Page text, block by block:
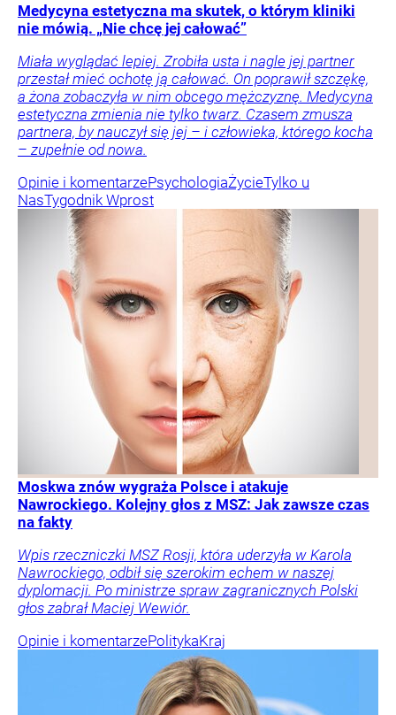
Medycyna estetyczna ma skutek, o którym kliniki
nie mówią. „Nie chcę jej całować”
Miała wyglądać lepiej. Zrobiła usta i nagle jej partner
przestał mieć ochotę ją całować. On poprawił szczękę,
a żona zobaczyła w nim obcego mężczyznę. Medycyna
estetyczna zmienia nie tylko twarz. Czasem zmusza
partnera, by nauczył się jej – i człowieka, którego kocha
– zupełnie od nowa.
Opinie i komentarzePsychologiaŻycieTylko u
NasTygodnik Wprost
Moskwa znów wygraża Polsce i atakuje
Nawrockiego. Kolejny głos z MSZ: Jak zawsze czas
na fakty
Wpis rzeczniczki MSZ Rosji, która uderzyła w Karola
Nawrockiego, odbił się szerokim echem w naszej
dyplomacji. Po ministrze spraw zagranicznych Polski
głos zabrał Maciej Wewiór.
Opinie i komentarzePolitykaKraj